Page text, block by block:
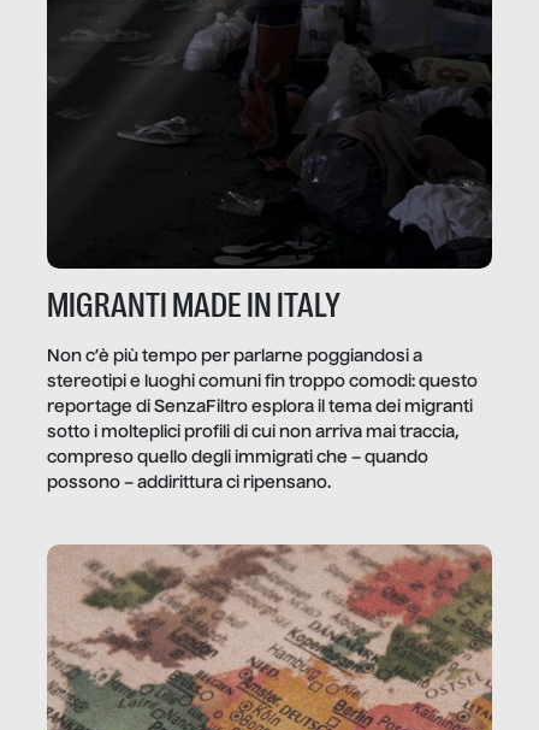
MIGRANTI MADE IN ITALY
Non c’è più tempo per parlarne poggiandosi a
stereotipi e luoghi comuni fin troppo comodi: questo
reportage di SenzaFiltro esplora il tema dei migranti
sotto i molteplici profili di cui non arriva mai traccia,
compreso quello degli immigrati che – quando
possono – addirittura ci ripensano.